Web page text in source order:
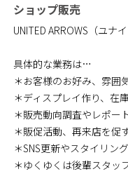
ショップ販売
UNITED ARROWS（ユナ
具体的な業務は…
＊お客様のお好み、雰囲
＊ディスプレイ作り、在
＊販売動向調査やレポー
＊販促活動、再来店を促
＊SNS更新やスタイリン
＊ゆくゆくは後輩スタッ